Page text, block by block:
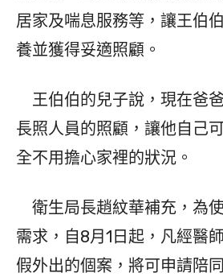
居家及喘息服務等，讓王伯
養並獲得妥適照顧。
王伯伯的兒子說，現在爸
長照人員的照顧，讓他自己
全不用擔心家裡的狀況。
衛生局長趙紋華補充，為
需求，自8月1日起，凡經醫
假外出的個案，將可申請陪